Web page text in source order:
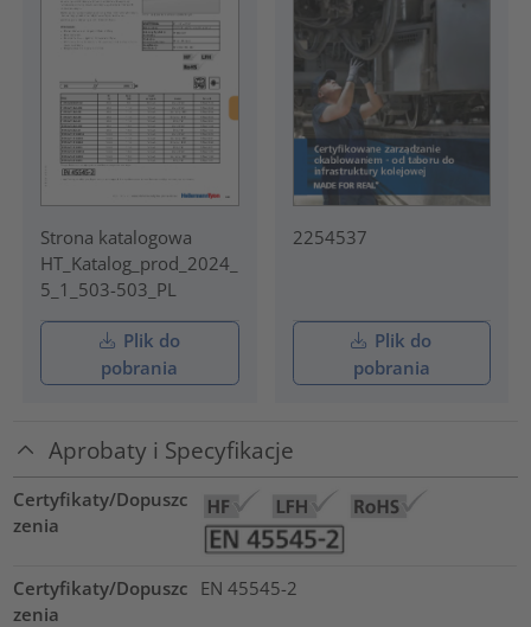
Strona katalogowa
HT_Katalog_prod_2024_
5_1_503-503_PL
Plik do
pobrania
2254537
Plik do
pobrania
Aprobaty i Specyfikacje
Certyfikaty/Dopuszc
zenia
Certyfikaty/Dopuszc
zenia
EN 45545-2